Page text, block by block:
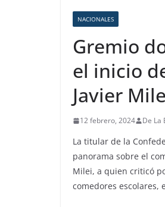
NACIONALES
Gremio
el inicio
Javier
12 febrero, 2024 De La
La titular de la
panorama sobre el
Milei, a quien criticó
comedores escolares,